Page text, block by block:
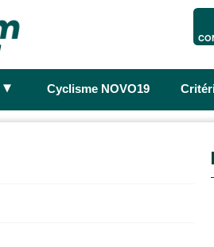
► Cyclisme NOVO19